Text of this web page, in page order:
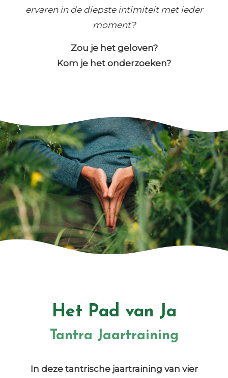
ervaren in de diepste intimiteit met ieder
moment?
Zou je het geloven?
Kom je het onderzoeken?
Het Pad van Ja
Tantra Jaartraining
In deze tantrische jaartraining van vier